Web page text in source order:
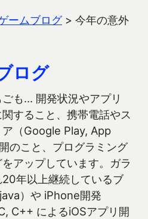
ームブログ> 今年の意外
ログ
も… 開発状況やアプリ
関すること、携帯電話やス
（Google Play, App
のこと、プログラミング
アップしています。ガラ
年以上継続しているブ
）や iPhone開発
C++ によるiOSアプリ開